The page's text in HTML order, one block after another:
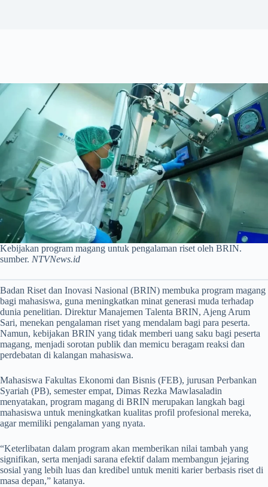
Kebijakan program magang untuk pengalaman riset oleh BRIN.
sumber. NTVNews.id
Badan Riset dan Inovasi Nasional (BRIN) membuka program magang
bagi mahasiswa, guna meningkatkan minat generasi muda terhadap
dunia penelitian. Direktur Manajemen Talenta BRIN, Ajeng Arum
Sari, menekan pengalaman riset yang mendalam bagi para peserta.
Namun, kebijakan BRIN yang tidak memberi uang saku bagi peserta
magang, menjadi sorotan publik dan memicu beragam reaksi dan
perdebatan di kalangan mahasiswa.
Mahasiswa Fakultas Ekonomi dan Bisnis (FEB), jurusan Perbankan
Syariah (PB), semester empat, Dimas Rezka Mawlasaladin
menyatakan, program magang di BRIN merupakan langkah bagi
mahasiswa untuk meningkatkan kualitas profil profesional mereka,
agar memiliki pengalaman yang nyata.
“Keterlibatan dalam program akan memberikan nilai tambah yang
signifikan, serta menjadi sarana efektif dalam membangun jejaring
sosial yang lebih luas dan kredibel untuk meniti karier berbasis riset di
masa depan,” katanya.